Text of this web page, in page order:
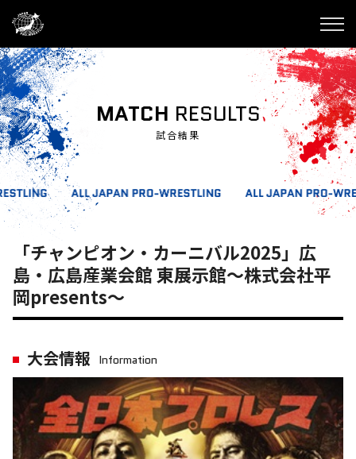
MATCH RESULTS
試合結果
「チャンピオン・カーニバル2025」広
島・広島産業会館 東展示館～株式会社平
岡presents～
大会情報 Information